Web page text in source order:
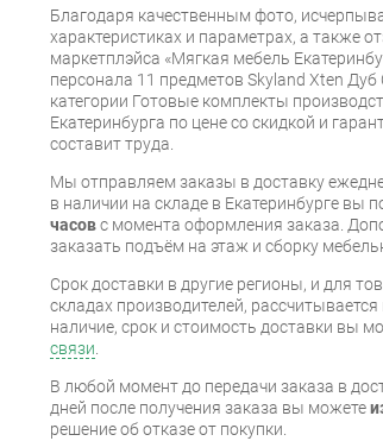
Благодаря качественным фото,
характеристиках и параметрах, а также
маркетплэйса «Мягкая мебель
персонала 11 предметов Skyland Xten
категории Готовые комплекты
Екатеринбурга по цене со скидкой и
составит труда.
Мы отправляем заказы в доставку
в наличии на складе в Екатеринбурге вы
часовс момента оформления заказа.
заказать подъём на этаж и сборку
Срок доставки в другие регионы, и для
складах производителей,
наличие, срок и стоимость доставки вы
связи.
В любой момент до передачи заказа в
дней после получения заказа вы можете
решение об отказе от покупки.